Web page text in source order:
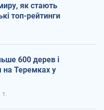
як стають
топ-рейтинги
600 дерев і
на Теремках у
т.